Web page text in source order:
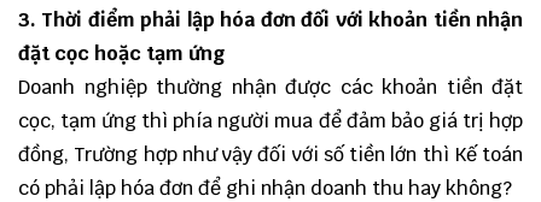
3. Thời điểm phải lập hóa đơn đối với khoản tiền nhận
đặt cọc hoặc tạm ứng
Doanh nghiệp thường nhận được các khoản tiền đặt
cọc, tạm ứng thì phía người mua để đảm bảo giá trị hợp
đồng, Trường hợp như vậy đối với số tiền lớn thì Kế toán
có phải lập hóa đơn để ghi nhận doanh thu hay không?